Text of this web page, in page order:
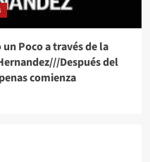
Poco a través de la
Después del
comienza